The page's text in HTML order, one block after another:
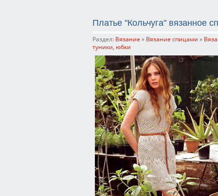
Платье "Кольчуга" вязанное
Раздел: Вязание » Вязание спицами »
туники, юбки